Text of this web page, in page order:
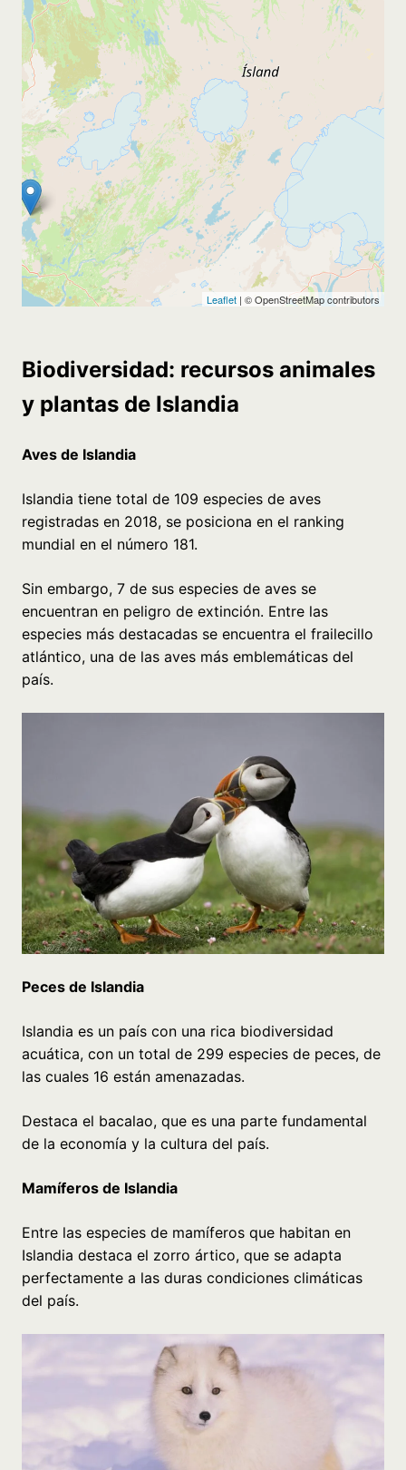
Biodiversidad: recursos animales
y plantas de Islandia
Aves de Islandia
Islandia tiene total de 109 especies de aves
registradas en 2018, se posiciona en el ranking
mundial en el número 181.
Sin embargo, 7 de sus especies de aves se
encuentran en peligro de extinción. Entre las
especies más destacadas se encuentra el frailecillo
atlántico, una de las aves más emblemáticas del
país.
Peces de Islandia
Islandia es un país con una rica biodiversidad
acuática, con un total de 299 especies de peces, de
las cuales 16 están amenazadas.
Destaca el bacalao, que es una parte fundamental
de la economía y la cultura del país.
Mamíferos de Islandia
Entre las especies de mamíferos que habitan en
Islandia destaca el zorro ártico, que se adapta
perfectamente a las duras condiciones climáticas
del país.